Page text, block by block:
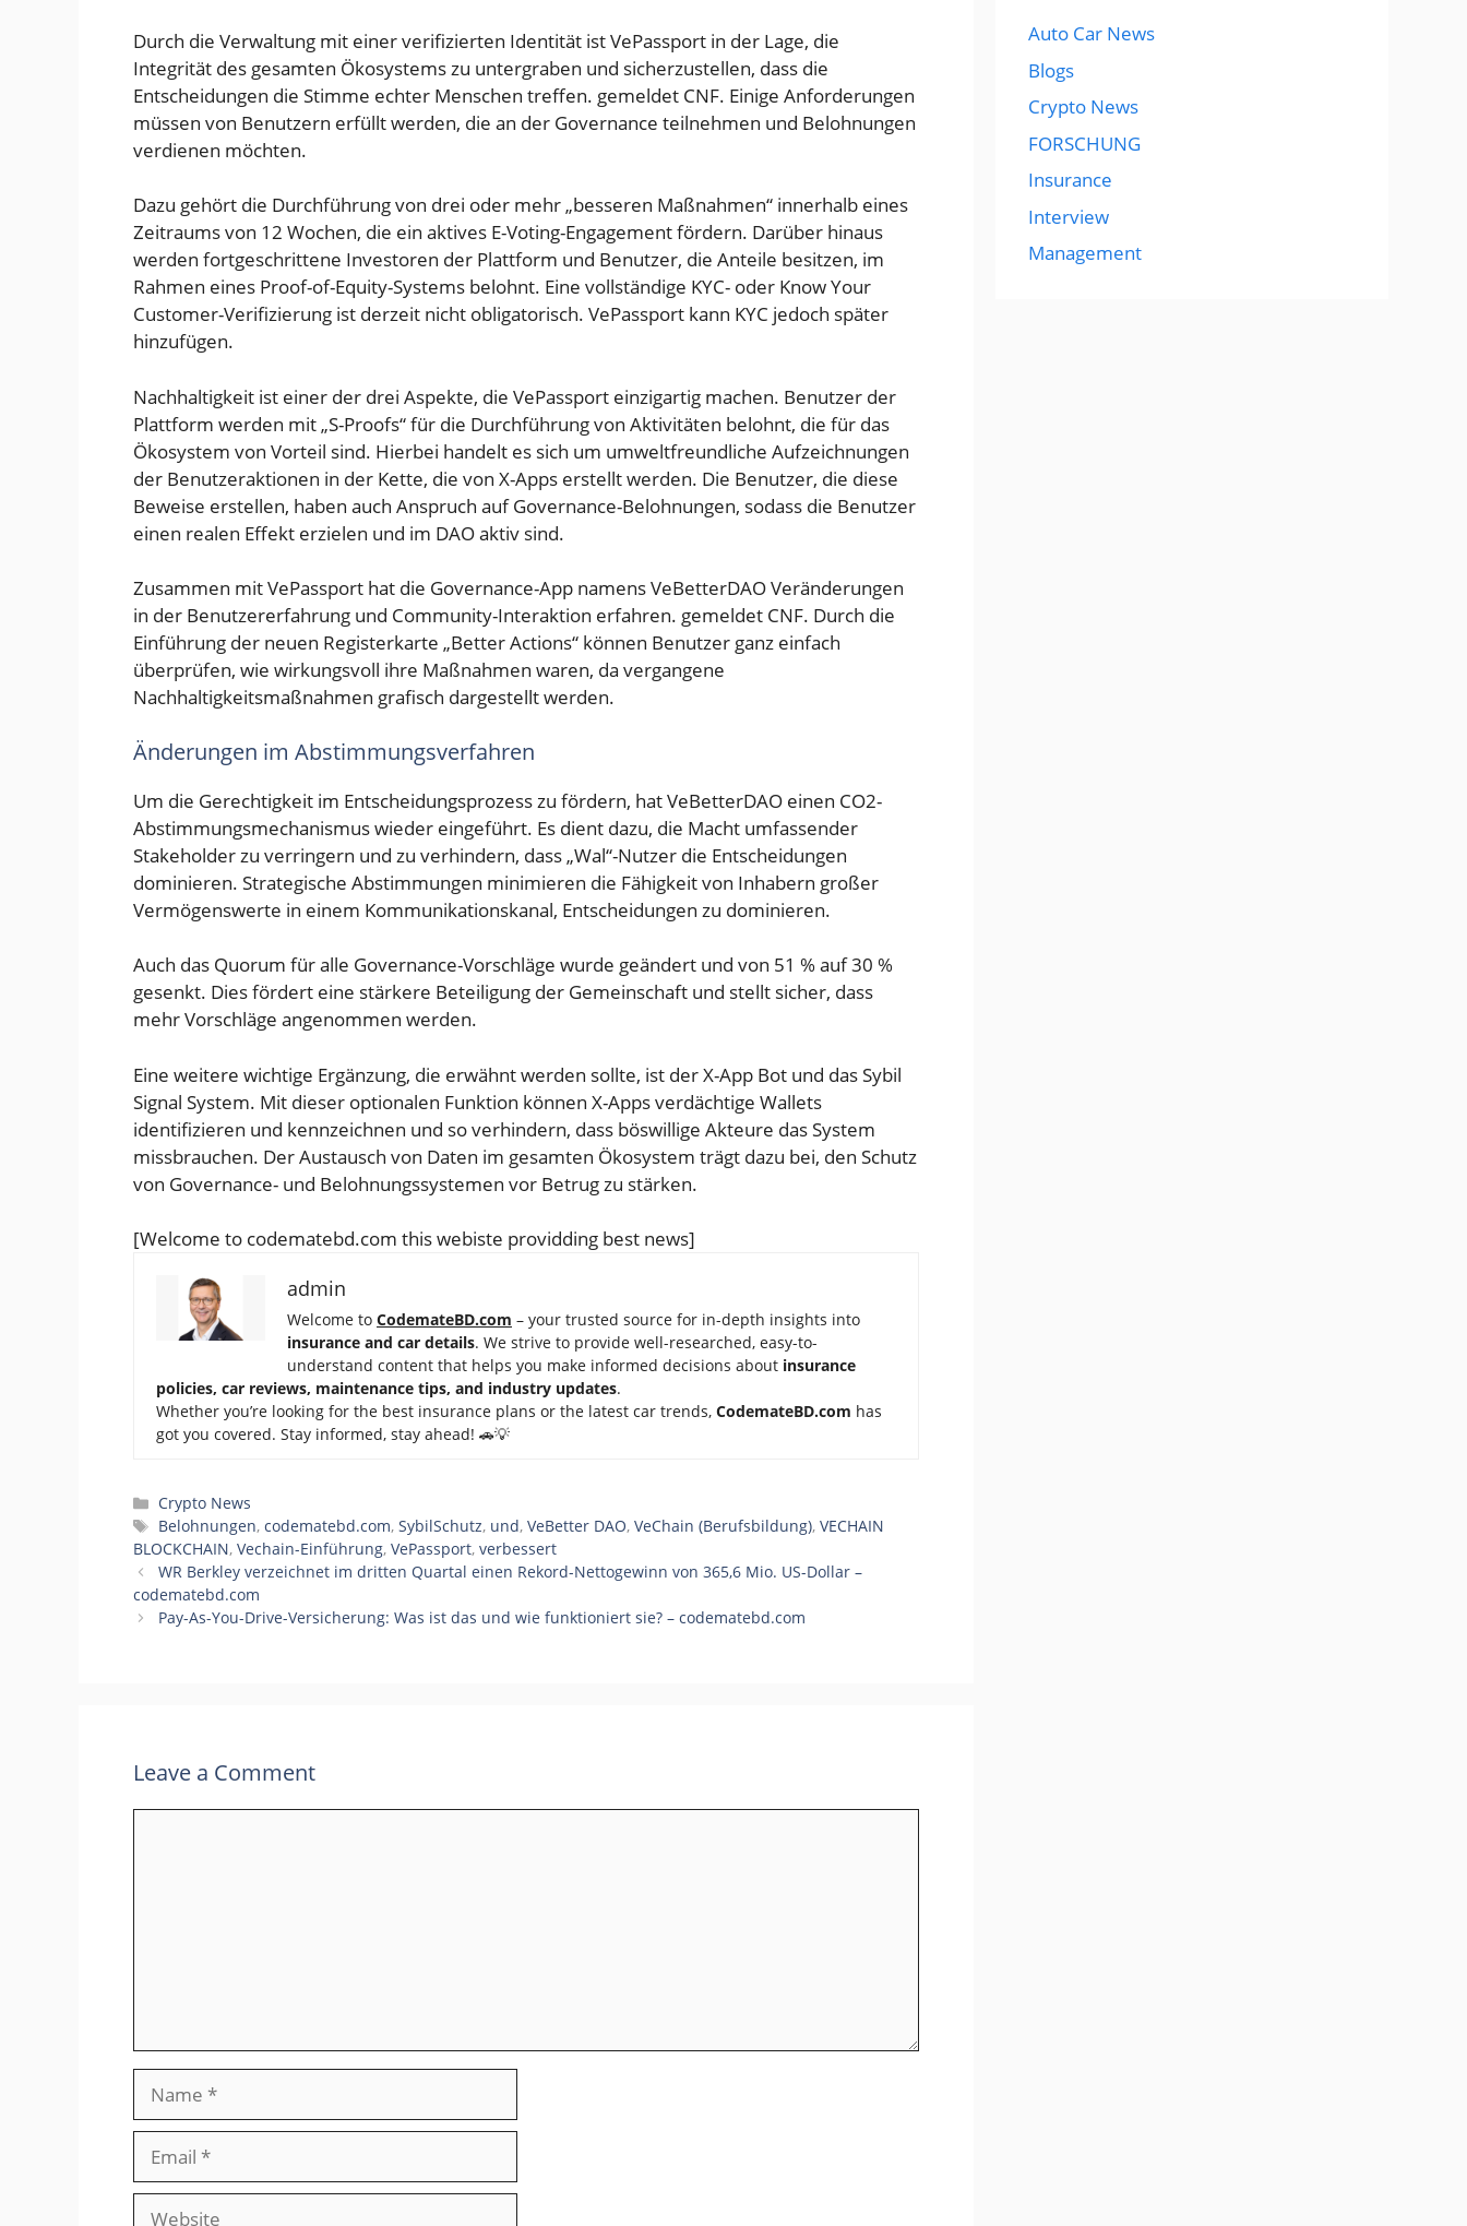
Durch die Verwaltung mit einer verifizierten Identität ist VePassport in der Lage, die
Integrität des gesamten Ökosystems zu untergraben und sicherzustellen, dass die
Entscheidungen die Stimme echter Menschen treffen. gemeldet CNF. Einige Anforderungen
müssen von Benutzern erfüllt werden, die an der Governance teilnehmen und Belohnungen
verdienen möchten.
Dazu gehört die Durchführung von drei oder mehr „besseren Maßnahmen“ innerhalb eines
Zeitraums von 12 Wochen, die ein aktives E-Voting-Engagement fördern. Darüber hinaus
werden fortgeschrittene Investoren der Plattform und Benutzer, die Anteile besitzen, im
Rahmen eines Proof-of-Equity-Systems belohnt. Eine vollständige KYC- oder Know Your
Customer-Verifizierung ist derzeit nicht obligatorisch. VePassport kann KYC jedoch später
hinzufügen.
Nachhaltigkeit ist einer der drei Aspekte, die VePassport einzigartig machen. Benutzer der
Plattform werden mit „S-Proofs“ für die Durchführung von Aktivitäten belohnt, die für das
Ökosystem von Vorteil sind. Hierbei handelt es sich um umweltfreundliche Aufzeichnungen
der Benutzeraktionen in der Kette, die von X-Apps erstellt werden. Die Benutzer, die diese
Beweise erstellen, haben auch Anspruch auf Governance-Belohnungen, sodass die Benutzer
einen realen Effekt erzielen und im DAO aktiv sind.
Zusammen mit VePassport hat die Governance-App namens VeBetterDAO Veränderungen
in der Benutzererfahrung und Community-Interaktion erfahren. gemeldet CNF. Durch die
Einführung der neuen Registerkarte „Better Actions“ können Benutzer ganz einfach
überprüfen, wie wirkungsvoll ihre Maßnahmen waren, da vergangene
Nachhaltigkeitsmaßnahmen grafisch dargestellt werden.
Änderungen im Abstimmungsverfahren
Um die Gerechtigkeit im Entscheidungsprozess zu fördern, hat VeBetterDAO einen CO2-
Abstimmungsmechanismus wieder eingeführt. Es dient dazu, die Macht umfassender
Stakeholder zu verringern und zu verhindern, dass „Wal“-Nutzer die Entscheidungen
dominieren. Strategische Abstimmungen minimieren die Fähigkeit von Inhabern großer
Vermögenswerte in einem Kommunikationskanal, Entscheidungen zu dominieren.
Auch das Quorum für alle Governance-Vorschläge wurde geändert und von 51 % auf 30 %
gesenkt. Dies fördert eine stärkere Beteiligung der Gemeinschaft und stellt sicher, dass
mehr Vorschläge angenommen werden.
Eine weitere wichtige Ergänzung, die erwähnt werden sollte, ist der X-App Bot und das Sybil
Signal System. Mit dieser optionalen Funktion können X-Apps verdächtige Wallets
identifizieren und kennzeichnen und so verhindern, dass böswillige Akteure das System
missbrauchen. Der Austausch von Daten im gesamten Ökosystem trägt dazu bei, den Schutz
von Governance- und Belohnungssystemen vor Betrug zu stärken.
[Welcome to codematebd.com this webiste providding best news]
admin
Welcome to CodemateBD.com – your trusted source for in-depth insights into
insurance and car details. We strive to provide well-researched, easy-to-
understand content that helps you make informed decisions about insurance
policies, car reviews, maintenance tips, and industry updates.
Whether you’re looking for the best insurance plans or the latest car trends, CodemateBD.com has
got you covered. Stay informed, stay ahead! 🚗💡
Categories
Crypto News
Tags
Belohnungen,codematebd.com,SybilSchutz, und,VeBetter DAO,VeChain (Berufsbildung),VECHAIN ​​
BLOCKCHAIN, Vechain-Einführung, VePassport, verbessert
WR Berkley verzeichnet im dritten Quartal einen Rekord-Nettogewinn von 365,6 Mio. US-Dollar –
codematebd.com
Pay-As-You-Drive-Versicherung: Was ist das und wie funktioniert sie? – codematebd.com
Leave a Comment
Website
Auto Car News
Blogs
Crypto News
FORSCHUNG
Insurance
Interview
Management